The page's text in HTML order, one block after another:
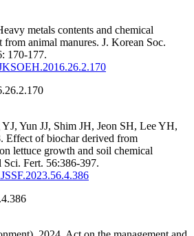
metals contents and chemical
from animal manures. J. Korean Soc.
170-177.
Yun JJ, Shim JH, Jeon SH, Lee YH,
of biochar derived from
lettuce growth and soil chemical
Sci. Fert. 56:386-397.